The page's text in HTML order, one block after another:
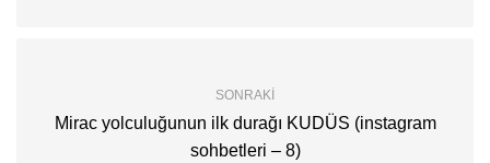
SONRAKI
Mirac yolculuğunun ilk durağı KUDÜS (instagram
sohbetleri – 8)